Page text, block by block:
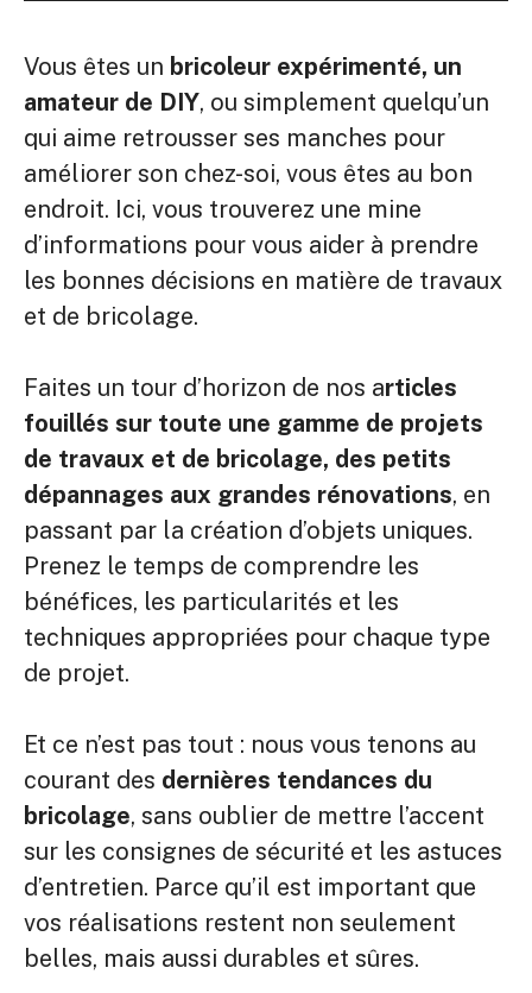
Vous êtes un bricoleur expérimenté, un
amateur de DIY, ou simplement quelqu’un
qui aime retrousser ses manches pour
améliorer son chez-soi, vous êtes au bon
endroit. Ici, vous trouverez une mine
d’informations pour vous aider à prendre
les bonnes décisions en matière de travaux
et de bricolage.
Faites un tour d’horizon de nos articles
fouillés sur toute une gamme de projets
de travaux et de bricolage, des petits
dépannages aux grandes rénovations, en
passant par la création d’objets uniques.
Prenez le temps de comprendre les
bénéfices, les particularités et les
techniques appropriées pour chaque type
de projet.
Et ce n’est pas tout : nous vous tenons au
courant des dernières tendances du
bricolage, sans oublier de mettre l’accent
sur les consignes de sécurité et les astuces
d’entretien. Parce qu’il est important que
vos réalisations restent non seulement
belles, mais aussi durables et sûres.